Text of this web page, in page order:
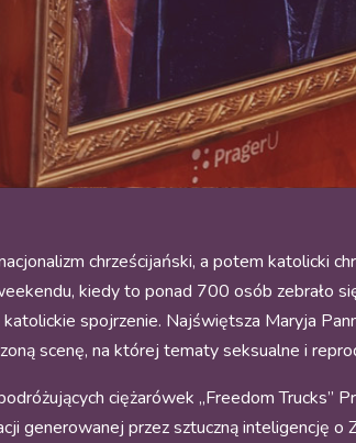
chrześcijański, a potem katolicki
kiedy to ponad 700 osób zebrało
spojrzenie. Najświętsza Maryja
scenę, na której tematy seksualne i
ciężarówek „Freedom Trucks”
generowanej przez sztuczną inteligencję